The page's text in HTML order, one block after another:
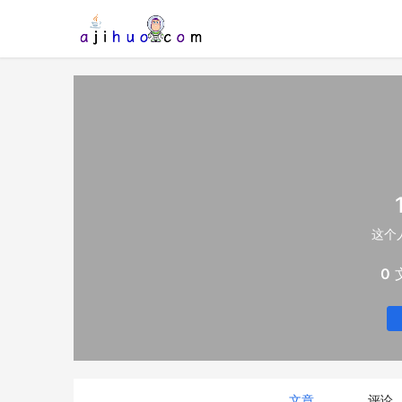
这个
0